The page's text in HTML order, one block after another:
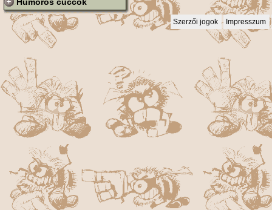
Szerzői jogok Impresszum